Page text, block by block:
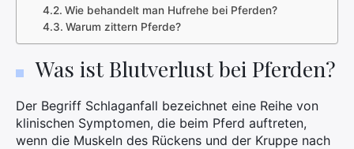
Wie behandelt man Hufrehe bei Pferden?
Warum zittern Pferde?
Was ist Blutverlust bei Pferden?
Der Begriff Schlaganfall bezeichnet eine Reihe von
klinischen Symptomen, die beim Pferd auftreten,
wenn die Muskeln des Rückens und der Kruppe nach